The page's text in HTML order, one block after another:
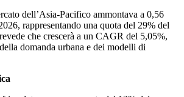
dell’Asia-Pacifico ammontava a 0,56
rappresentando una quota del 29% del
che crescerà a un CAGR del 5,05%,
domanda urbana e dei modelli di